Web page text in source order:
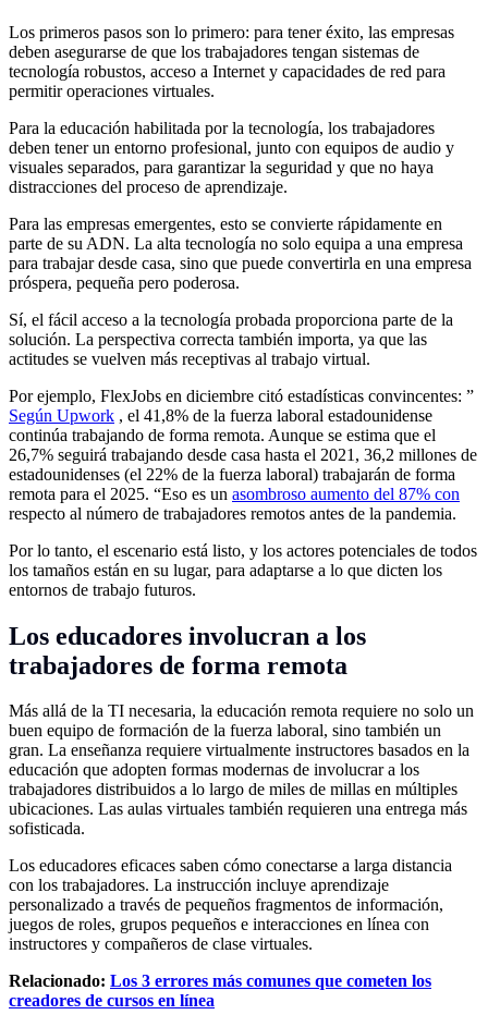
Los primeros pasos son lo primero: para tener éxito, las empresas
deben asegurarse de que los trabajadores tengan sistemas de
tecnología robustos, acceso a Internet y capacidades de red para
permitir operaciones virtuales.
Para la educación habilitada por la tecnología, los trabajadores
deben tener un entorno profesional, junto con equipos de audio y
visuales separados, para garantizar la seguridad y que no haya
distracciones del proceso de aprendizaje.
Para las empresas emergentes, esto se convierte rápidamente en
parte de su ADN. La alta tecnología no solo equipa a una empresa
para trabajar desde casa, sino que puede convertirla en una empresa
próspera, pequeña pero poderosa.
Sí, el fácil acceso a la tecnología probada proporciona parte de la
solución. La perspectiva correcta también importa, ya que las
actitudes se vuelven más receptivas al trabajo virtual.
Por ejemplo, FlexJobs en diciembre citó estadísticas convincentes: ”
Según Upwork , el 41,8% de la fuerza laboral estadounidense
continúa trabajando de forma remota. Aunque se estima que el
26,7% seguirá trabajando desde casa hasta el 2021, 36,2 millones de
estadounidenses (el 22% de la fuerza laboral) trabajarán de forma
remota para el 2025. “Eso es un asombroso aumento del 87% con
respecto al número de trabajadores remotos antes de la pandemia.
Por lo tanto, el escenario está listo, y los actores potenciales de todos
los tamaños están en su lugar, para adaptarse a lo que dicten los
entornos de trabajo futuros.
Los educadores involucran a los
trabajadores de forma remota
Más allá de la TI necesaria, la educación remota requiere no solo un
buen equipo de formación de la fuerza laboral, sino también un
gran. La enseñanza requiere virtualmente instructores basados en la
educación que adopten formas modernas de involucrar a los
trabajadores distribuidos a lo largo de miles de millas en múltiples
ubicaciones. Las aulas virtuales también requieren una entrega más
sofisticada.
Los educadores eficaces saben cómo conectarse a larga distancia
con los trabajadores. La instrucción incluye aprendizaje
personalizado a través de pequeños fragmentos de información,
juegos de roles, grupos pequeños e interacciones en línea con
instructores y compañeros de clase virtuales.
Relacionado: Los 3 errores más comunes que cometen los
creadores de cursos en línea